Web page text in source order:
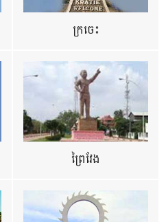
ក្រចេះ
ព្រៃវែង